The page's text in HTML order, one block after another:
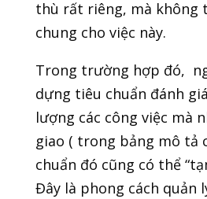
thù rất riêng, mà không
chung cho việc này.
Trong trường hợp đó,
dựng tiêu chuẩn đánh
lượng các công việc mà
giao ( trong bảng mô tả
chuẩn đó cũng có thể
Đây là phong cách quản